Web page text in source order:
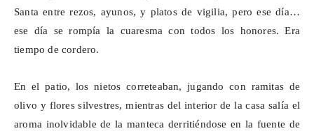
Santa entre rezos, ayunos, y platos de vigilia, pero ese día…
ese día se rompía la cuaresma con todos los honores. Era
tiempo de cordero.
En el patio, los nietos correteaban, jugando con ramitas de
olivo y flores silvestres, mientras del interior de la casa salía el
aroma inolvidable de la manteca derritiéndose en la fuente de